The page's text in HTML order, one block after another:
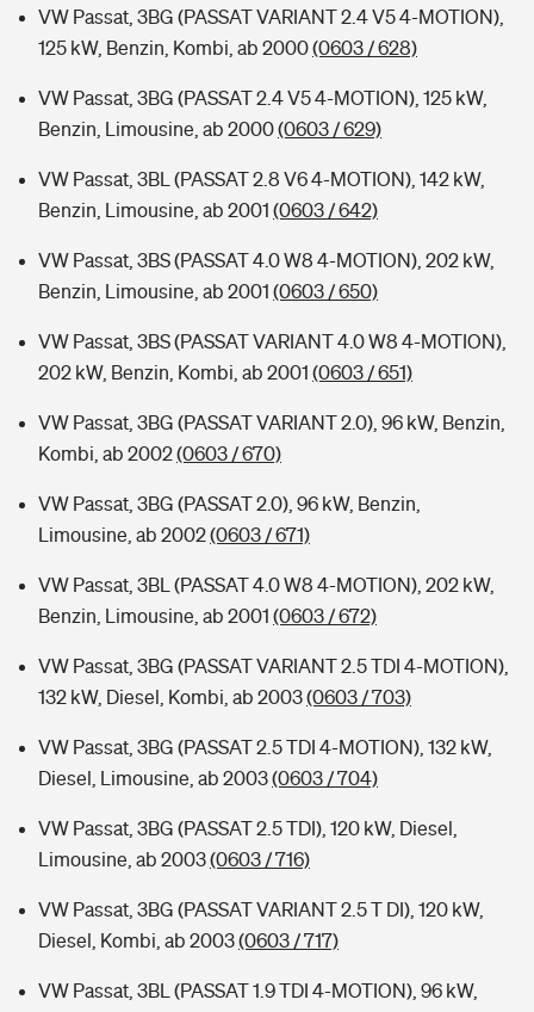
VW Passat, 3BG (PASSAT VARIANT 2.4 V5 4-MOTION),
125 kW, Benzin, Kombi, ab 2000(0603 / 628)
VW Passat, 3BG (PASSAT 2.4 V5 4-MOTION), 125 kW,
Benzin, Limousine, ab 2000(0603 / 629)
VW Passat, 3BL (PASSAT 2.8 V6 4-MOTION), 142 kW,
Benzin, Limousine, ab 2001 (0603 / 642)
VW Passat, 3BS (PASSAT 4.0 W8 4-MOTION), 202 kW,
Benzin, Limousine, ab 2001 (0603 / 650)
VW Passat, 3BS (PASSAT VARIANT 4.0 W8 4-MOTION),
202 kW, Benzin, Kombi, ab 2001 (0603 / 651)
VW Passat, 3BG (PASSAT VARIANT 2.0), 96 kW, Benzin,
Kombi, ab 2002(0603 / 670)
VW Passat, 3BG (PASSAT 2.0), 96 kW, Benzin,
Limousine, ab 2002(0603 / 671)
VW Passat, 3BL (PASSAT 4.0 W8 4-MOTION), 202 kW,
Benzin, Limousine, ab 2001 (0603 / 672)
VW Passat, 3BG (PASSAT VARIANT 2.5 TDI 4-MOTION),
132 kW, Diesel, Kombi, ab 2003(0603 / 703)
VW Passat, 3BG (PASSAT 2.5 TDI 4-MOTION), 132 kW,
Diesel, Limousine, ab 2003(0603 / 704)
VW Passat, 3BG (PASSAT 2.5 TDI), 120 kW, Diesel,
Limousine, ab 2003(0603 / 716)
VW Passat, 3BG (PASSAT VARIANT 2.5 T DI), 120 kW,
Diesel, Kombi, ab 2003(0603 / 717)
VW Passat, 3BL (PASSAT 1.9 TDI 4-MOTION), 96 kW,